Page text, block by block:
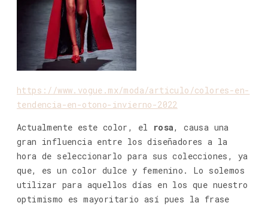
https://www.vogue.mx/moda/articulo/colores-en-
tendencia-en-otono-invierno-2022
Actualmente este color, el
rosa, causa una
gran influencia entre los diseñadores a la
hora de seleccionarlo para sus colecciones, ya
que, es un color dulce y femenino. Lo solemos
utilizar para aquellos días en los que nuestro
optimismo es mayoritario así pues la frase